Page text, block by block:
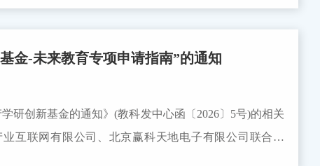
金-未来教育专项申请指南”的通知
研创新基金的通知》(教科发中心函〔2026〕5号)的相关
互联网有限公司、北京赢科天地电子有限公司联合设